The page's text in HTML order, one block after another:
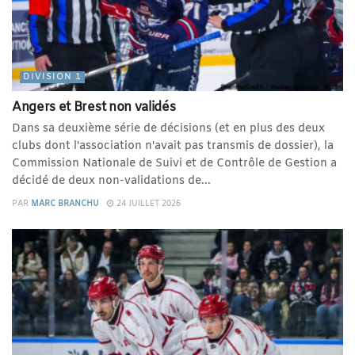
DIVISION 1
Angers et Brest non validés
Dans sa deuxième série de décisions (et en plus des deux
clubs dont l'association n'avait pas transmis de dossier), la
Commission Nationale de Suivi et de Contrôle de Gestion a
décidé de deux non-validations de...
PAR MARC BRANCHU 24 JUILLET 2026